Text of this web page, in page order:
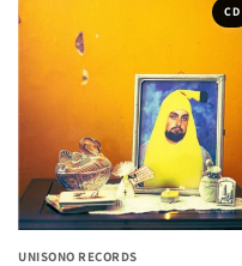
CD
UNISONO RECORDS